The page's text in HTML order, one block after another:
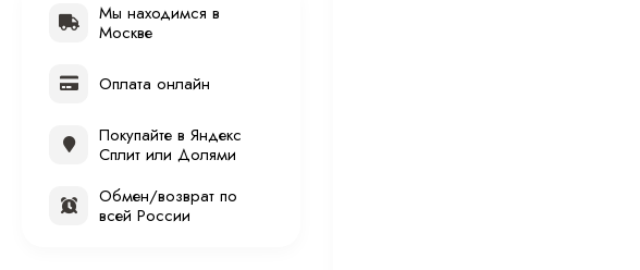
Мы находимся в
Москве
Оплата онлайн
Покупайте в Яндекс
Сплит или Долями
Обмен/возврат по
всей России